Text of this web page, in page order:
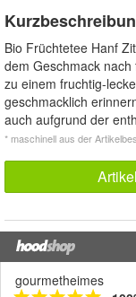
Bio Früchtetee Hanf
dem Geschmack
zu einem fruchtig-
geschmacklich
auch aufgrund der
* maschinell aus der
gourmetheimes